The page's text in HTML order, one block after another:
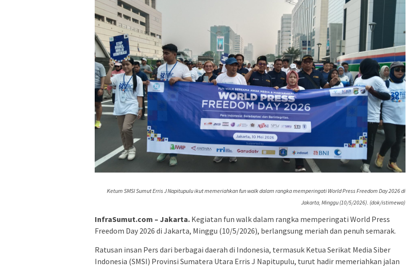
Ketum SMSI Sumut Erris J Napitupulu ikut memeriahkan fun walk dalam rangka memperingati World Press Freedom Day 2026 di
Jakarta, Minggu (10/5/2026). (dok/istimewa)
InfraSumut.com – Jakarta. Kegiatan fun walk dalam rangka memperingati World Press
Freedom Day 2026 di Jakarta, Minggu (10/5/2026), berlangsung meriah dan penuh semarak.
Ratusan insan Pers dari berbagai daerah di Indonesia, termasuk Ketua Serikat Media Siber
Indonesia (SMSI) Provinsi Sumatera Utara Erris J Napitupulu, turut hadir memeriahkan jalan